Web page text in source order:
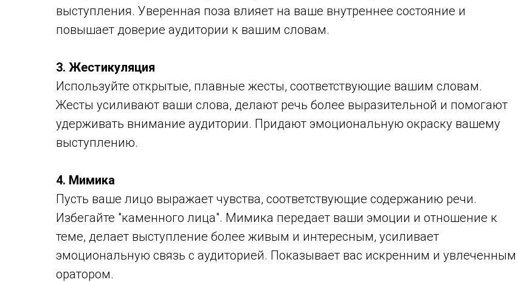
выступления. Уверенная поза влияет на ваше внутреннее состояние и
повышает доверие аудитории к вашим словам.
3. Жестикуляция
Используйте открытые, плавные жесты, соответствующие вашим словам.
Жесты усиливают ваши слова, делают речь более выразительной и помогают
удерживать внимание аудитории. Придают эмоциональную окраску вашему
выступлению.
4. Мимика
Пусть ваше лицо выражает чувства, соответствующие содержанию речи.
Избегайте "каменного лица". Мимика передает ваши эмоции и отношение к
теме, делает выступление более живым и интересным, усиливает
эмоциональную связь с аудиторией. Показывает вас искренним и увлеченным
оратором.